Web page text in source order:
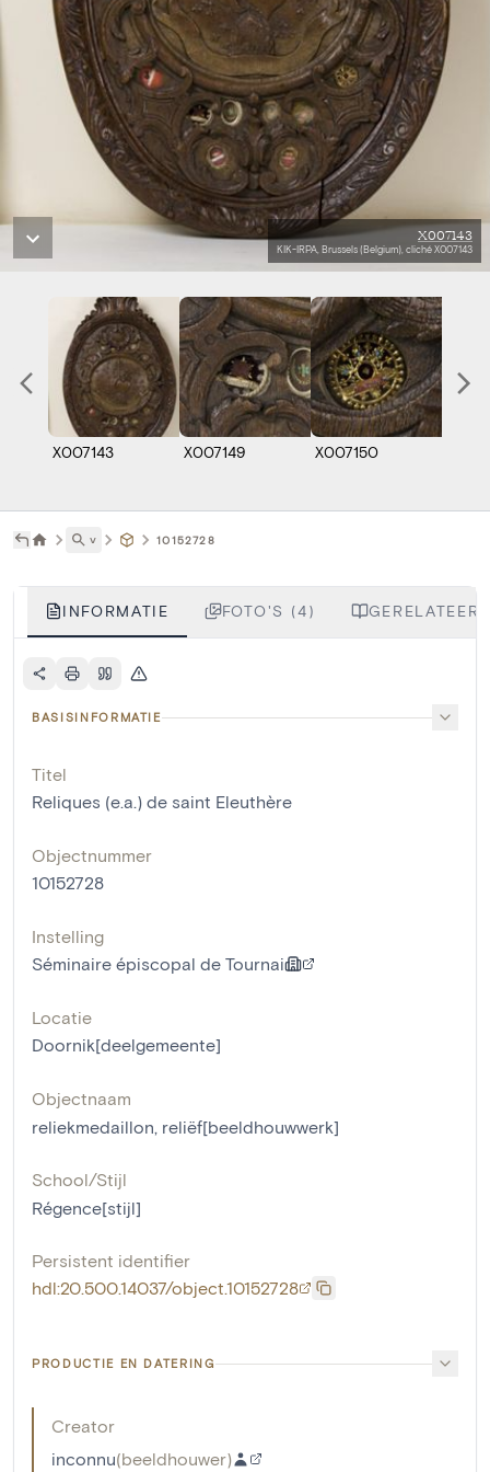
X007143
KIK-IRPA, Brussels (Belgium), cliché X007143
X007143 X007149 X007150
˅ 10152728
INFORMATIE FOTO'S (4)
BASISINFORMATIE
Titel
Reliques (e.a.) de saint Eleuthère
Objectnummer
10152728
Instelling
Séminaire épiscopal de Tournai
Locatie
Doornik[deelgemeente]
Objectnaam
reliekmedaillon, reliëf[beeldhouwwerk]
School/Stijl
Régence[stijl]
Persistent identifier
hdl:20.500.14037/object.10152728
PRODUCTIE EN DATERING
Creator
inconnu(beeldhouwer)